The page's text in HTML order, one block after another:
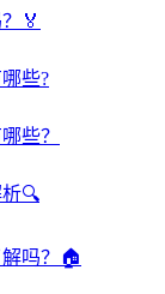
🏅
些?
些？
🔍
吗？🏠